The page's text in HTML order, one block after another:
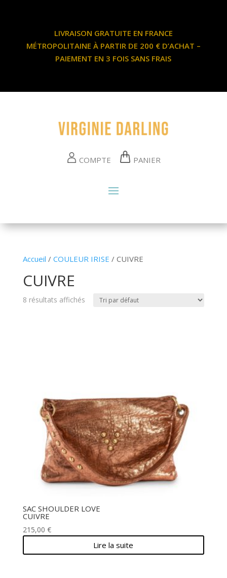
LIVRAISON GRATUITE EN FRANCE
MÉTROPOLITAINE À PARTIR DE 200 € D’ACHAT –
PAIEMENT EN 3 FOIS SANS FRAIS
COMPTE PANIER
Accueil / COULEUR IRISE / CUIVRE
CUIVRE
8 résultats affichés
SAC SHOULDER LOVE
CUIVRE
215,00 €
Lire la suite